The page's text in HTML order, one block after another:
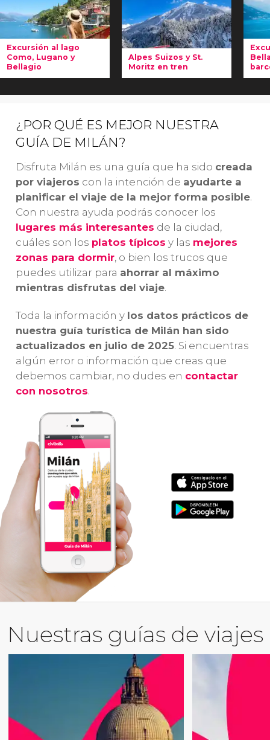
Excursión al lago
Como, Lugano y
Bellagio
Lugano y
Bellagio desde
recorremos los
preciosos
paisajes
alpinosdel
norte de Italiay
elsur de Suiza
¡Os cautivará!
Alpes Suizos y St.
Moritz en tren
haréisuna de
bonitas del
mundo
Pasaréis por el
estrecho de
Bernina y
atravesaréis los
Alpes Suizos.
¿POR QUÉ ES MEJOR NUESTRA
GUÍA DE MILÁN?
Disfruta Milán es una guía que ha sido creada
por viajeros con la intención de ayudarte a
planificar el viaje de la mejor forma posible.
Con nuestra ayuda podrás conocer los
lugares más interesantes de la ciudad,
cuáles son los platos típicos y las mejores
zonas para dormir, o bien los trucos que
puedes utilizar para ahorrar al máximo
mientras disfrutas del viaje.
Toda la información y los datos prácticos de
nuestra guía turística de Milán han sido
actualizados en julio de 2025. Si encuentras
algún error o información que creas que
debemos cambiar, no dudes en contactar
con nosotros.
Nuestras guías de viajes